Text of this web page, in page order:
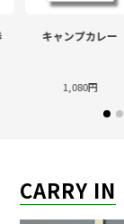
キャンプカレー
1,080円
CARRY IN